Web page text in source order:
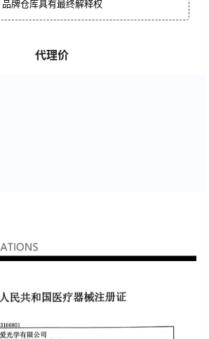
品牌仓库具有最终解释权
代理价